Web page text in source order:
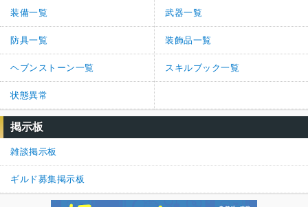
装備一覧 武器一覧
防具一覧 装飾品一覧
ヘブンストーン一覧 スキルブック一覧
状態異常
掲示板
雑談掲示板
ギルド募集掲示板